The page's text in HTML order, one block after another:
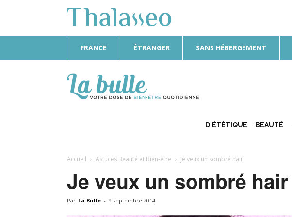
FRANCE ÉTRANGER SANS HÉBERGEMENT
Bulle
DIÉTÉTIQUE BEAUTÉ
Accueil Astuces Beauté et Bien-être Je veux un sombré hair
Je veux un sombré hair
Par La Bulle - 9 septembre 2014